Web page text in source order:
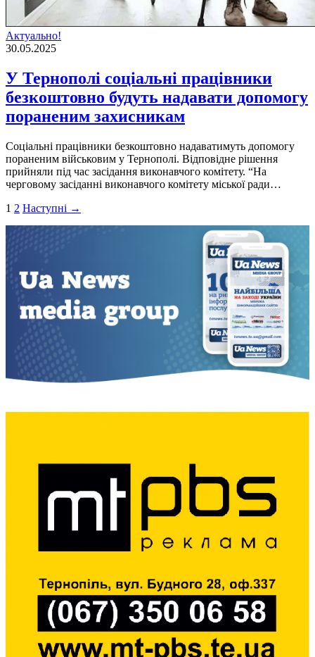
Актуально!
30.05.2025
У Тернополі соціальні працівники
безкоштовно будуть надавати допомогу
пораненим захисникам
Соціальні працівники безкоштовно надаватимуть допомогу
пораненим військовим у Тернополі. Відповідне рішення
прийняли під час засідання виконавчого комітету. “На
черговому засіданні виконавчого комітету міської ради…
Пагінація
записів
1 2 Наступні →